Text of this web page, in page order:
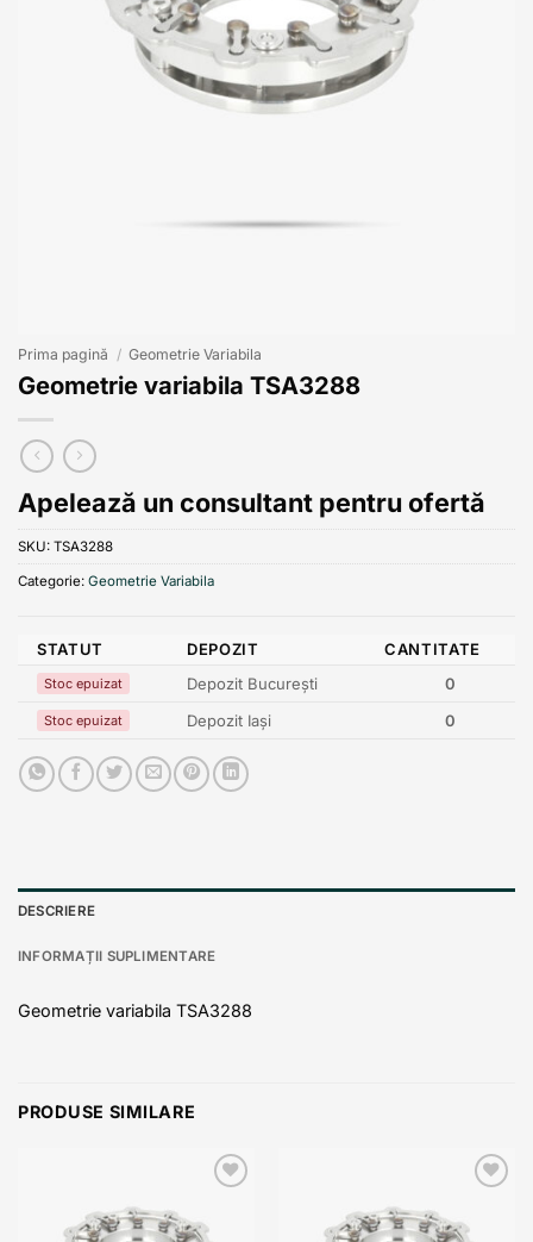
Prima pagină / Geometrie Variabila
Geometrie variabila TSA3288
Apelează un consultant pentru ofertă
SKU: TSA3288
Categorie: Geometrie Variabila
STATUT DEPOZIT CANTITATE
Stoc epuizat Depozit București 0
Stoc epuizat Depozit Iași 0
DESCRIERE
INFORMAȚII SUPLIMENTARE
Geometrie variabila TSA3288
PRODUSE SIMILARE